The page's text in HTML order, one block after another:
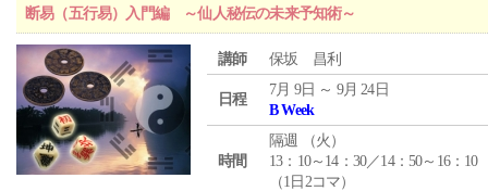
断易（五行易）入門編 ～仙人秘伝の未来予知術～
講師 保坂 昌利
日程
7月 9日 ～ 9月 24日
B Week
時間
隔週 （火 ）
13：10～14：30／14：50～16：10
（1日2コマ）